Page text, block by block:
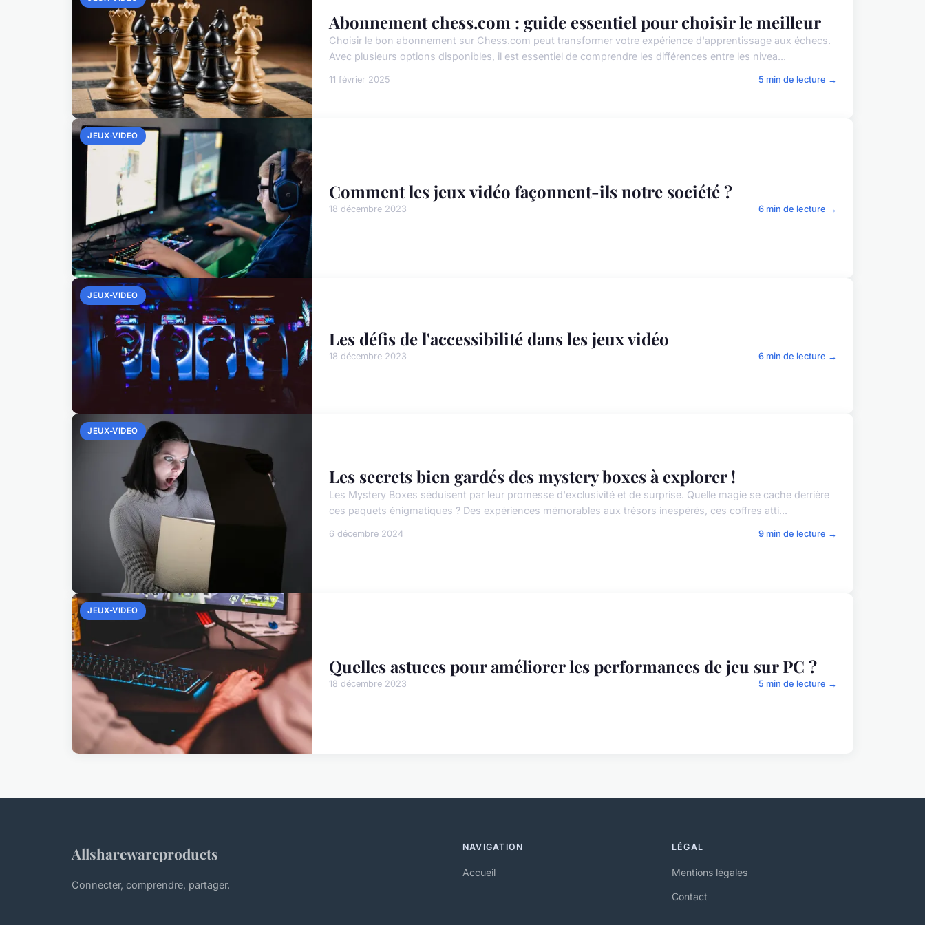
Abonnement chess.com : guide essentiel pour choisir le meilleur
Choisir le bon abonnement sur Chess.com peut transformer votre expérience d'apprentissage aux échecs.
Avec plusieurs options disponibles, il est essentiel de comprendre les différences entre les nivea...
11 février 2025 5 min de lecture →
JEUX-VIDEO
Comment les jeux vidéo façonnent-ils notre société ?
18 décembre 2023 6 min de lecture →
JEUX-VIDEO
Les défis de l'accessibilité dans les jeux vidéo
18 décembre 2023 6 min de lecture →
JEUX-VIDEO
Les secrets bien gardés des mystery boxes à explorer !
Les Mystery Boxes séduisent par leur promesse d'exclusivité et de surprise. Quelle magie se cache derrière
ces paquets énigmatiques ? Des expériences mémorables aux trésors inespérés, ces coffres atti...
6 décembre 2024 9 min de lecture →
JEUX-VIDEO
Quelles astuces pour améliorer les performances de jeu sur PC ?
18 décembre 2023 5 min de lecture →
Allsharewareproducts
Connecter, comprendre, partager.
NAVIGATION
Accueil
LÉGAL
Mentions légales
Contact